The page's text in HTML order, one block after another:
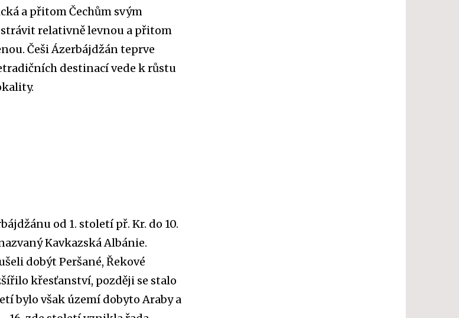
a přitom Čechům svým
relativně levnou a přitom
Češi Ázerbájdžán teprve
destinací vede k růstu
od 1. století př. Kr. do 10.
Kavkazská Albánie.
dobýt Peršané, Řekové
křesťanství, později se stalo
bylo však území dobyto Araby a